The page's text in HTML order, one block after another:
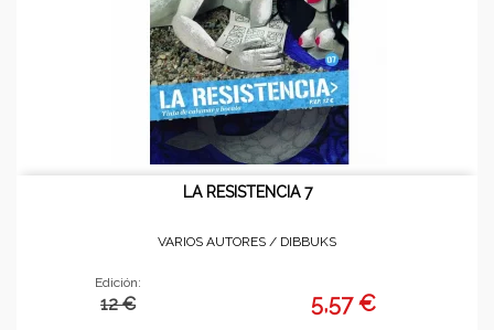
LA RESISTENCIA 7
VARIOS AUTORES / DIBBUKS
Edición:
12 € 5,57 €